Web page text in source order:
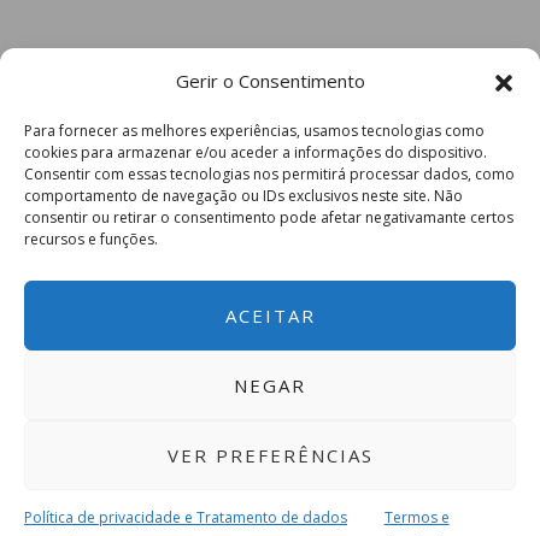
Gerir o Consentimento
Para fornecer as melhores experiências, usamos tecnologias como
cookies para armazenar e/ou aceder a informações do dispositivo.
Consentir com essas tecnologias nos permitirá processar dados, como
comportamento de navegação ou IDs exclusivos neste site. Não
consentir ou retirar o consentimento pode afetar negativamante certos
recursos e funções.
ACEITAR
NEGAR
VER PREFERÊNCIAS
Política de privacidade e Tratamento de dados
Termos e